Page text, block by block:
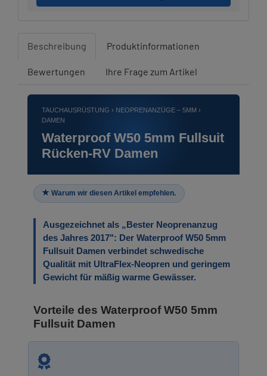
Beschreibung Produktinformationen
Bewertungen Ihre Frage zum Artikel
TAUCHAUSRÜSTUNG › NEOPRENANZÜGE – 5MM ›
DAMEN
Waterproof W50 5mm Fullsuit
Rücken-RV Damen
Warum wir diesen Artikel empfehlen.
Ausgezeichnet als „Bester Neoprenanzug
des Jahres 2017": Der Waterproof W50 5mm
Fullsuit Damen verbindet schwedische
Qualität mit UltraFlex-Neopren und geringem
Gewicht für mäßig warme Gewässer.
Vorteile des Waterproof W50 5mm
Fullsuit Damen